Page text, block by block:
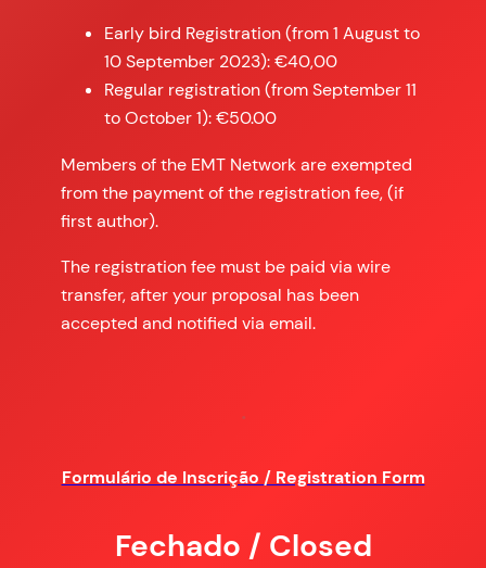
Early bird Registration (from 1 August to
10 September 2023): €40,00
Regular registration (from September 11
to October 1): €50.00
Members of the EMT Network are exempted
from the payment of the registration fee, (if
first author).
The registration fee must be paid via wire
transfer, after your proposal has been
accepted and notified via email.
.
Formulário de Inscrição / Registration Form
Fechado / Closed